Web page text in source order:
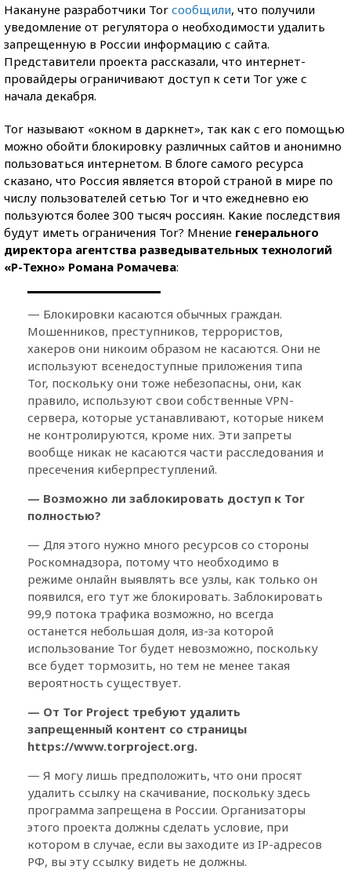
Накануне разработчики Tor сообщили, что получили
уведомление от регулятора о необходимости удалить
запрещенную в России информацию с сайта.
Представители проекта рассказали, что интернет-
провайдеры ограничивают доступ к сети Tor уже с
начала декабря.
Tor называют «окном в даркнет», так как с его помощью
можно обойти блокировку различных сайтов и анонимно
пользоваться интернетом. В блоге самого ресурса
сказано, что Россия является второй страной в мире по
числу пользователей сетью Tor и что ежедневно ею
пользуются более 300 тысяч россиян. Какие последствия
будут иметь ограничения Tor? Мнение генерального
директора агентства разведывательных технологий
«Р-Техно» Романа Ромачева:
— Блокировки касаются обычных граждан.
Мошенников, преступников, террористов,
хакеров они никоим образом не касаются. Они не
используют всенедоступные приложения типа
Tor, поскольку они тоже небезопасны, они, как
правило, используют свои собственные VPN-
сервера, которые устанавливают, которые никем
не контролируются, кроме них. Эти запреты
вообще никак не касаются части расследования и
пресечения киберпреступлений.
— Возможно ли заблокировать доступ к Tor
полностью?
— Для этого нужно много ресурсов со стороны
Роскомнадзора, потому что необходимо в
режиме онлайн выявлять все узлы, как только он
появился, его тут же блокировать. Заблокировать
99,9 потока трафика возможно, но всегда
останется небольшая доля, из-за которой
использование Tor будет невозможно, поскольку
все будет тормозить, но тем не менее такая
вероятность существует.
— От Tor Project требуют удалить
запрещенный контент со страницы
https://www.torproject.org.
— Я могу лишь предположить, что они просят
удалить ссылку на скачивание, поскольку здесь
программа запрещена в России. Организаторы
этого проекта должны сделать условие, при
котором в случае, если вы заходите из IP-адресов
РФ, вы эту ссылку видеть не должны.